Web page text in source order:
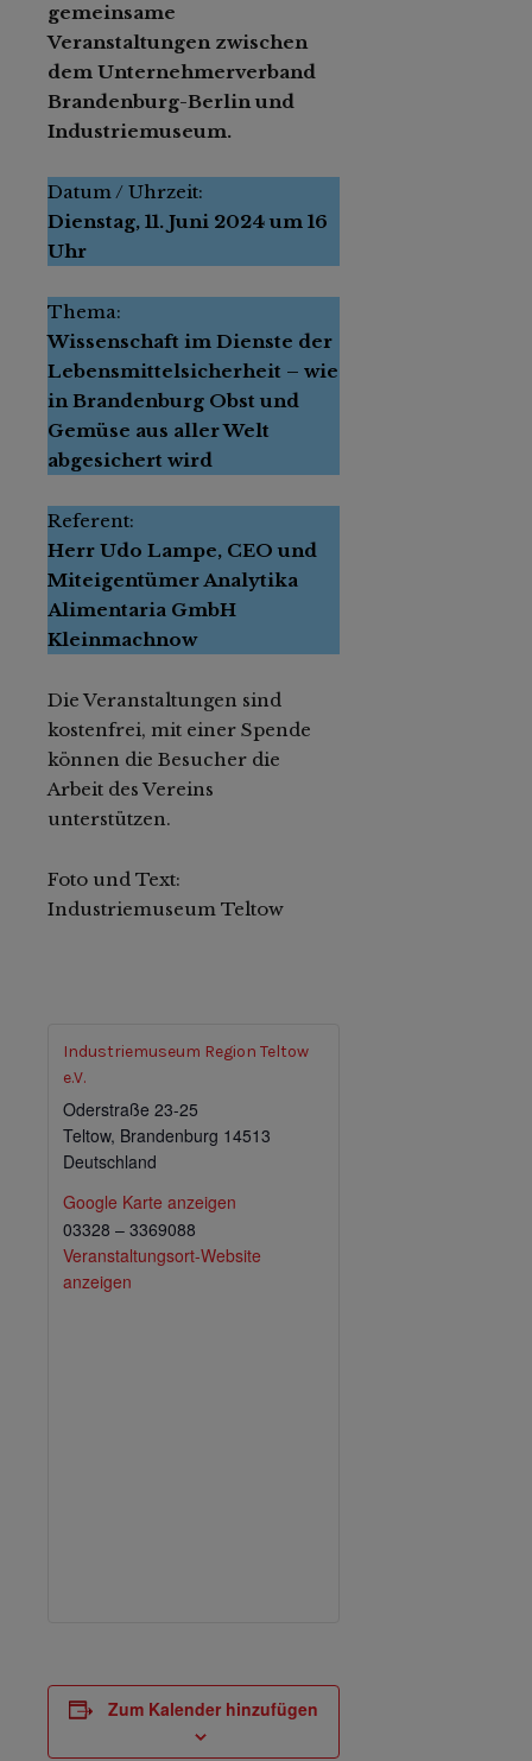
gemeinsame
Veranstaltungen zwischen
dem Unternehmerverband
Brandenburg-Berlin und
Industriemuseum.
Datum / Uhrzeit:
Dienstag, 11. Juni 2024 um 16
Uhr
Thema:
Wissenschaft im Dienste der
Lebensmittelsicherheit – wie
in Brandenburg Obst und
Gemüse aus aller Welt
abgesichert wird
Referent:
Herr Udo Lampe, CEO und
Miteigentümer Analytika
Alimentaria GmbH
Kleinmachnow
Die Veranstaltungen sind
kostenfrei, mit einer Spende
können die Besucher die
Arbeit des Vereins
unterstützen.
Foto und Text:
Industriemuseum Teltow
Industriemuseum Region Teltow
e.V.
Oderstraße 23-25
Teltow, Brandenburg 14513
Deutschland
Google Karte anzeigen
03328 – 3369088
Veranstaltungsort-Website
anzeigen
Zum Kalender hinzufügen